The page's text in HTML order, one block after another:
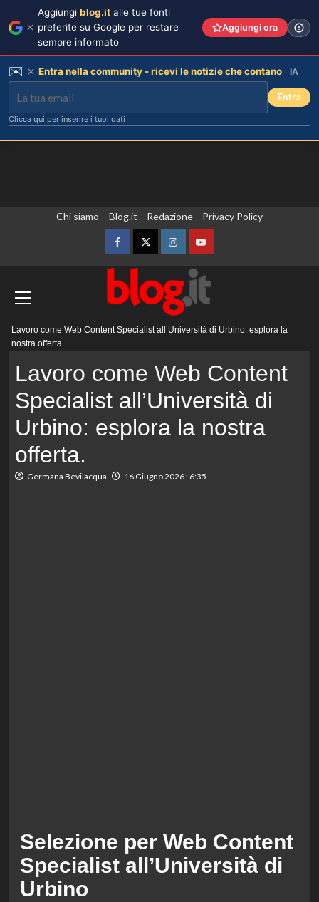
Chi siamo – Blog.it Redazione Privacy Policy
FacebookTwitterInstagramYouTube
principale
Lavoro come Web Content Specialist all’Università di Urbino: esplora la
nostra offerta.
Lavoro come Web Content
Specialist all’Università di
Urbino: esplora la nostra
offerta.
Germana Bevilacqua 16 Giugno 2026 : 6:35
Selezione per Web Content
Specialist all’Università di
Urbino
Aggiungi blog.it alle tue fonti
preferite su Google per restare
sempre informato
Aggiungi ora
✉️ Entra nella community - ricevi le notizie che contano IA
Entra
Clicca qui per inserire i tuoi dati